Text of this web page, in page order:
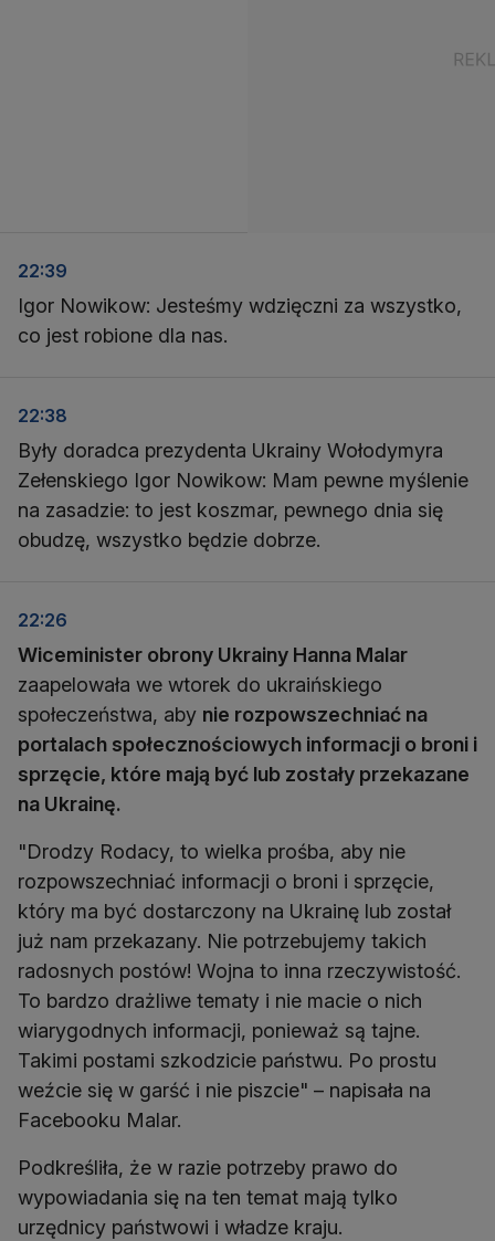
22:39
Igor Nowikow: Jesteśmy wdzięczni za wszystko,
co jest robione dla nas.
22:38
Były doradca prezydenta Ukrainy Wołodymyra
Zełenskiego Igor Nowikow: Mam pewne myślenie
na zasadzie: to jest koszmar, pewnego dnia się
obudzę, wszystko będzie dobrze.
22:26
Wiceminister obrony Ukrainy Hanna Malar
zaapelowała we wtorek do ukraińskiego
społeczeństwa, aby nie rozpowszechniać na
portalach społecznościowych informacji o broni i
sprzęcie, które mają być lub zostały przekazane
na Ukrainę.
"Drodzy Rodacy, to wielka prośba, aby nie
rozpowszechniać informacji o broni i sprzęcie,
który ma być dostarczony na Ukrainę lub został
już nam przekazany. Nie potrzebujemy takich
radosnych postów! Wojna to inna rzeczywistość.
To bardzo drażliwe tematy i nie macie o nich
wiarygodnych informacji, ponieważ są tajne.
Takimi postami szkodzicie państwu. Po prostu
weźcie się w garść i nie piszcie" – napisała na
Facebooku Malar.
Podkreśliła, że w razie potrzeby prawo do
wypowiadania się na ten temat mają tylko
urzędnicy państwowi i władze kraju.